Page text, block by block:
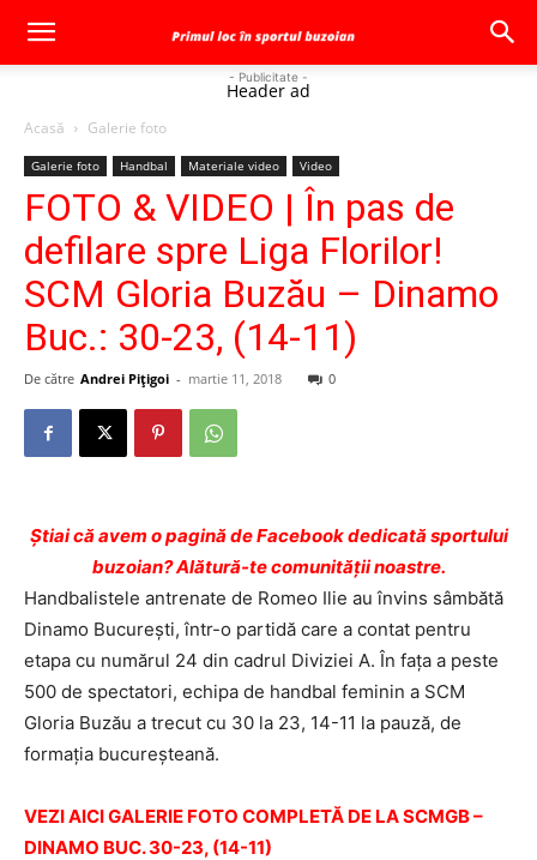
- Publicitate -
Header ad
Acasă Galerie foto
Galerie foto Handbal Materiale video Video
FOTO & VIDEO | În pas de
defilare spre Liga Florilor!
SCM Gloria Buzău – Dinamo
Buc.: 30-23, (14-11)
De către Andrei Pițigoi - martie 11, 2018 0
Ştiai că avem o pagină de Facebook dedicată sportului
buzoian? Alătură-te comunității noastre.
Handbalistele antrenate de Romeo Ilie au învins sâmbătă
Dinamo Bucureşti, într-o partidă care a contat pentru
etapa cu numărul 24 din cadrul Diviziei A. În faţa a peste
500 de spectatori, echipa de handbal feminin a SCM
Gloria Buzău a trecut cu 30 la 23, 14-11 la pauză, de
formaţia bucureşteană.
VEZI AICI GALERIE FOTO COMPLETĂ DE LA SCMGB –
DINAMO BUC. 30-23, (14-11)